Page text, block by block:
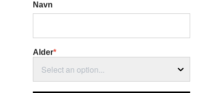
Navn
Alder*
Select an option...